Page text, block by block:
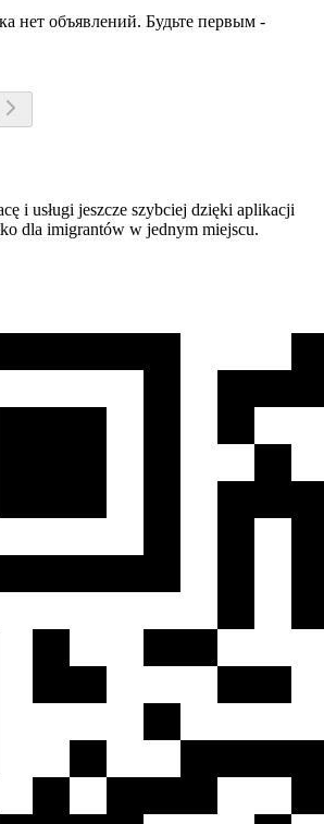
нет объявлений. Будьте первым -
i usługi jeszcze szybciej dzięki aplikacji
dla imigrantów w jednym miejscu.